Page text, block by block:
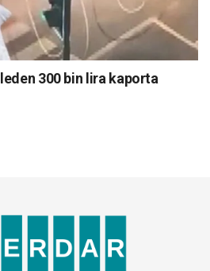
300 bin lira kaporta